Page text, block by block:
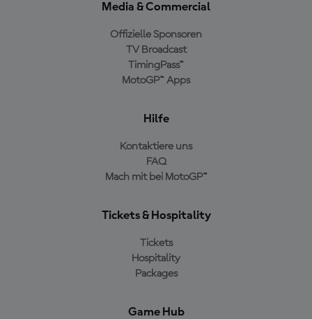
Media & Commercial
Offizielle Sponsoren
TV Broadcast
TimingPass™
MotoGP™ Apps
Hilfe
Kontaktiere uns
FAQ
Mach mit bei MotoGP™
Tickets & Hospitality
Tickets
Hospitality
Packages
Game Hub